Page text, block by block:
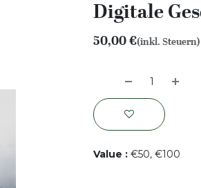
Digitale
50,00€(inkl. Steuern)
Value : €50, €100